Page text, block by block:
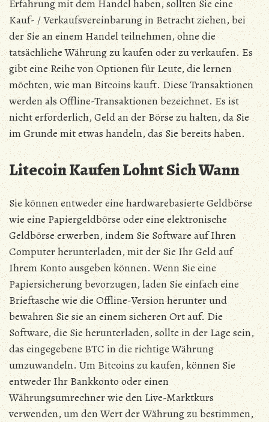
Erfahrung mit dem Handel haben, sollten Sie eine
Kauf- / Verkaufsvereinbarung in Betracht ziehen, bei
der Sie an einem Handel teilnehmen, ohne die
tatsächliche Währung zu kaufen oder zu verkaufen. Es
gibt eine Reihe von Optionen für Leute, die lernen
möchten, wie man Bitcoins kauft. Diese Transaktionen
werden als Offline-Transaktionen bezeichnet. Es ist
nicht erforderlich, Geld an der Börse zu halten, da Sie
im Grunde mit etwas handeln, das Sie bereits haben.
Litecoin Kaufen Lohnt Sich Wann
Sie können entweder eine hardwarebasierte Geldbörse
wie eine Papiergeldbörse oder eine elektronische
Geldbörse erwerben, indem Sie Software auf Ihren
Computer herunterladen, mit der Sie Ihr Geld auf
Ihrem Konto ausgeben können. Wenn Sie eine
Papiersicherung bevorzugen, laden Sie einfach eine
Brieftasche wie die Offline-Version herunter und
bewahren Sie sie an einem sicheren Ort auf. Die
Software, die Sie herunterladen, sollte in der Lage sein,
das eingegebene BTC in die richtige Währung
umzuwandeln. Um Bitcoins zu kaufen, können Sie
entweder Ihr Bankkonto oder einen
Währungsumrechner wie den Live-Marktkurs
verwenden, um den Wert der Währung zu bestimmen,